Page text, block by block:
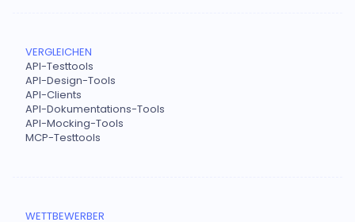
VERGLEICHEN
API-Testtools
API-Design-Tools
API-Clients
API-Dokumentations-Tools
API-Mocking-Tools
MCP-Testtools
WETTBEWERBER